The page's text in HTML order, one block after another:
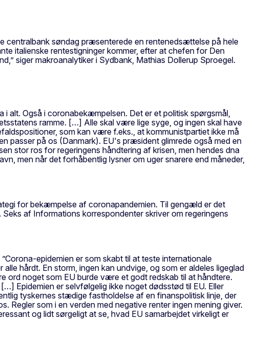
centralbank søndag præsenterede en rentenedsættelse på hele
italienske rentestigninger kommer, efter at chefen for Den
siger makroanalytiker i Sydbank, Mathias Dollerup Sproegel.
alt. Også i coronabekæmpelsen. Det er et politisk spørgsmål,
ramme. […] Alle skal være lige syge, og ingen skal have
som kan være f.eks., at kommunistpartiet ikke må
passer på os (Danmark). EU's præsident glimrede også med en
stor ros for regeringens håndtering af krisen, men hendes dna
men når det forhåbentlig lysner om uger snarere end måneder,
for bekæmpelse af coronapandemien. Til gengæld er det
af Informations korrespondenter skriver om regeringens
epidemien er som skabt til at teste internationale
hårdt. En storm, ingen kan undvige, og som er aldeles ligeglad
ord noget som EU burde være et godt redskab til at håndtere.
Epidemien er selvfølgelig ikke noget dødsstød til EU. Eller
tyskernes stædige fastholdelse af en finanspolitisk linje, der
Regler som i en verden med negative renter ingen mening giver.
og lidt sørgeligt at se, hvad EU samarbejdet virkeligt er